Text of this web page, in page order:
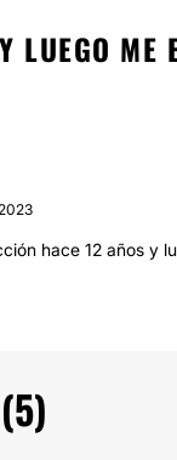
LUEGO ME
hace 12 años y
5)